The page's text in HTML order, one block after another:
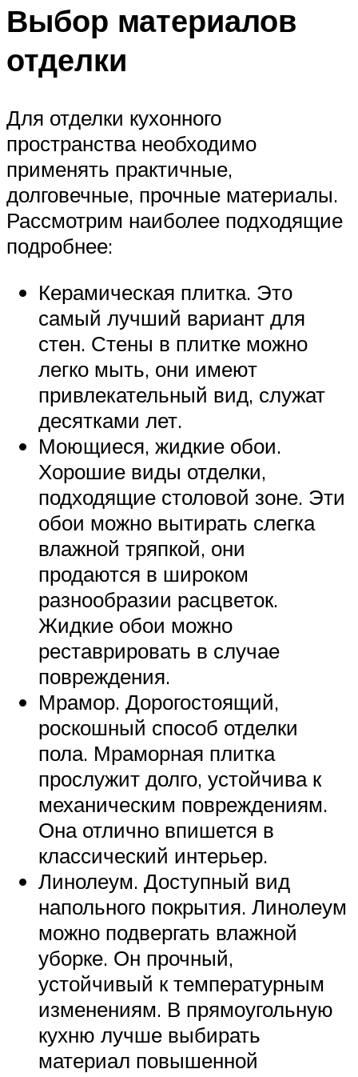
Выбор материалов
отделки
Для отделки кухонного
пространства необходимо
применять практичные,
долговечные, прочные материалы.
Рассмотрим наиболее подходящие
подробнее:
Керамическая плитка. Это
самый лучший вариант для
стен. Стены в плитке можно
легко мыть, они имеют
привлекательный вид, служат
десятками лет.
Моющиеся, жидкие обои.
Хорошие виды отделки,
подходящие столовой зоне. Эти
обои можно вытирать слегка
влажной тряпкой, они
продаются в широком
разнообразии расцветок.
Жидкие обои можно
реставрировать в случае
повреждения.
Мрамор. Дорогостоящий,
роскошный способ отделки
пола. Мраморная плитка
прослужит долго, устойчива к
механическим повреждениям.
Она отлично впишется в
классический интерьер.
Линолеум. Доступный вид
напольного покрытия. Линолеум
можно подвергать влажной
уборке. Он прочный,
устойчивый к температурным
изменениям. В прямоугольную
кухню лучше выбирать
материал повышенной